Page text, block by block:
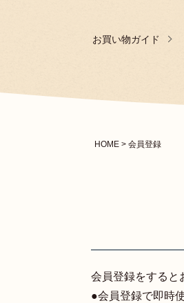
お買い物ガイド
HOME 会員登録
会員登録をすると
●会員登録で即時